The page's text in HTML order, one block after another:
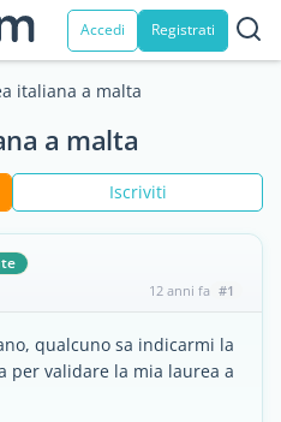
Accedi Registrati
italiana a malta
a malta
Iscriviti
12 anni fa #1
qualcuno sa indicarmi la
per validare la mia laurea a